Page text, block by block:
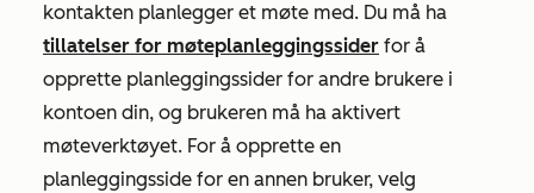
kontakten planlegger et møte med. Du må ha
tillatelser for møteplanleggingssider for å
opprette planleggingssider for andre brukere i
kontoen din, og brukeren må ha aktivert
møteverktøyet. For å opprette en
planleggingsside for en annen bruker, velg